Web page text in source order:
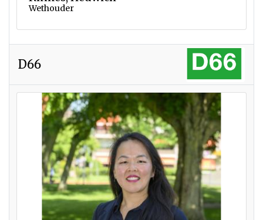
Wethouder
D66